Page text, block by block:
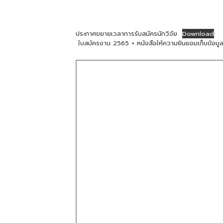
ประกาศขยายเวลาการรับสมัครนักวิจัย Download
ใบสมัครงาน 2565 + หนังสือให้ความยินยอมเก็บข้อมู